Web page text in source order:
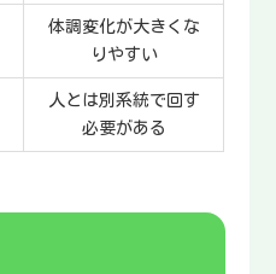
体調変化が大きくな
りやすい
人とは別系統で回す
必要がある